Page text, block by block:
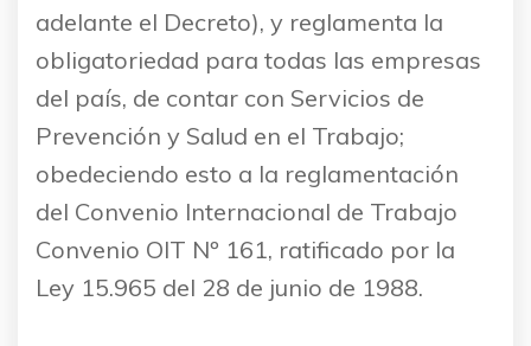
adelante el Decreto), y reglamenta la
obligatoriedad para todas las empresas
del país, de contar con Servicios de
Prevención y Salud en el Trabajo;
obedeciendo esto a la reglamentación
del Convenio Internacional de Trabajo
Convenio OIT Nº 161, ratificado por la
Ley 15.965 del 28 de junio de 1988.